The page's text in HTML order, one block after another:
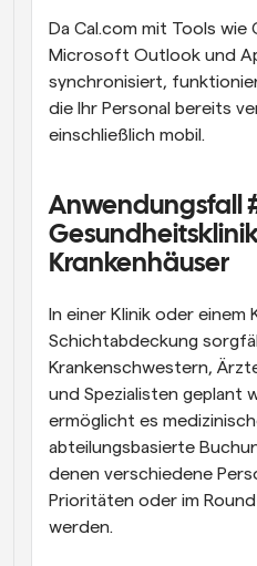
Da Cal.com mit Tools wie
Microsoft Outlook und
synchronisiert,
die Ihr Personal bereits
einschließlich mobil.
Anwendungsfall
Krankenhäuser
In einer Klinik oder einem
Schichtabdeckung
Krankenschwestern,
und Spezialisten geplant
ermöglicht es
abteilungsbasierte
denen verschiedene
Prioritäten oder im
werden.